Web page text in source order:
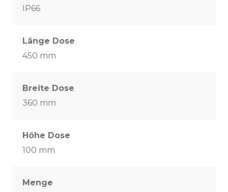
IP66
Länge Dose
450 mm
Breite Dose
360 mm
Höhe Dose
100 mm
Menge